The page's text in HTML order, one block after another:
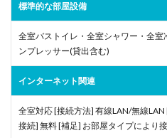
標準的な部屋設備
全室バストイレ・全室シャワー・全
ンプレッサー(貸出含む)
インターネット関連
全室対応 [接続方法] 有線LAN/無線
接続] 無料 [補足] お部屋タイプにより